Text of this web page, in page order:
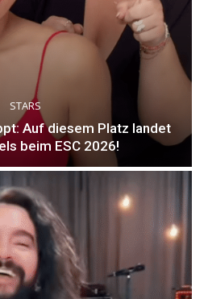
STARS
Auf diesem Platz landet
beim ESC 2026!